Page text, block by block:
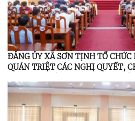
ĐẢNG ỦY XÃ SƠN TỊNH TỔ
QUÁN TRIỆT CÁC NGHỊ QUYẾT,